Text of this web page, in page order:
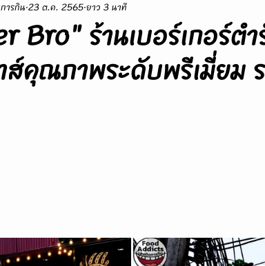
Bro" ร้านเบอร์เกอร์ต
ส์คุณภาพระดับพรีเมี่ยม
ารกิน 23 ต.ค. 2565ยาว 3 นาที